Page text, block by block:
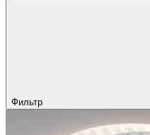
Фильтр